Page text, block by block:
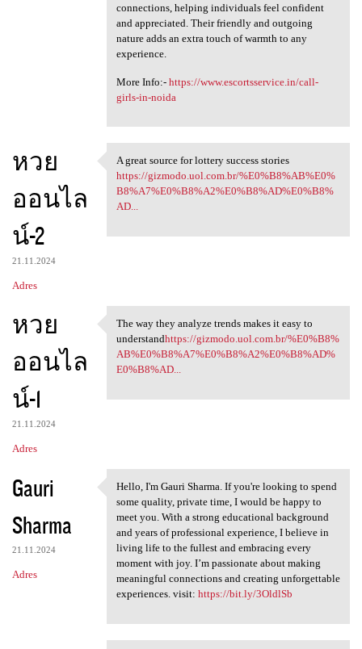
connections, helping individuals feel confident
and appreciated. Their friendly and outgoing
nature adds an extra touch of warmth to any
experience.
More Info:- https://www.escortsservice.in/call-
girls-in-noida
หวย
ออนไล
น์-2
21.11.2024
Adres
A great source for lottery
A great source for lottery success stories
https://gizmodo.uol.com.br/%E0%B8%AB%E0%
B8%A7%E0%B8%A2%E0%B8%AD%E0%B8%
AD...
หวย
ออนไล
น์-1
21.11.2024
Adres
The way they analyze trends
The way they analyze trends makes it easy to
understandhttps://gizmodo.uol.com.br/%E0%B8%
AB%E0%B8%A7%E0%B8%A2%E0%B8%AD%
E0%B8%AD...
Gauri
Sharma
21.11.2024
Adres
Hello, I'm Gauri Sharma. If
Hello, I'm Gauri Sharma. If you're looking to spend
some quality, private time, I would be happy to
meet you. With a strong educational background
and years of professional experience, I believe in
living life to the fullest and embracing every
moment with joy. I’m passionate about making
meaningful connections and creating unforgettable
experiences. visit: https://bit.ly/3OldlSb